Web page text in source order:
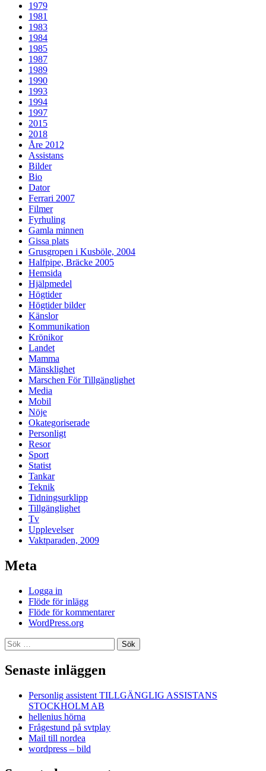
1979
1981
1983
1984
1985
1987
1989
1990
1993
1994
1997
2015
2018
Åre 2012
Assistans
Bilder
Bio
Dator
Ferrari 2007
Filmer
Fyrhuling
Gamla minnen
Gissa plats
Grusgropen i Kusböle, 2004
Halfpipe, Bräcke 2005
Hemsida
Hjälpmedel
Högtider
Högtider bilder
Känslor
Kommunikation
Krönikor
Landet
Mamma
Mänsklighet
Marschen För Tillgänglighet
Media
Mobil
Nöje
Okategoriserade
Personligt
Resor
Sport
Statist
Tankar
Teknik
Tidningsurklipp
Tillgänglighet
Tv
Upplevelser
Vaktparaden, 2009
Meta
Logga in
Flöde för inlägg
Flöde för kommentarer
WordPress.org
Sök
efter:
Senaste inläggen
Personlig assistent TILLGÄNGLIG ASSISTANS
STOCKHOLM AB
hellenius hörna
Frågestund på svtplay
Mail till nordea
wordpress – bild